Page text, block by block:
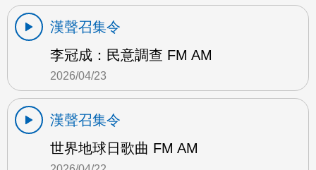
漢聲召集令
李冠成：民意調查 FM AM
2026/04/23
漢聲召集令
世界地球日歌曲 FM AM